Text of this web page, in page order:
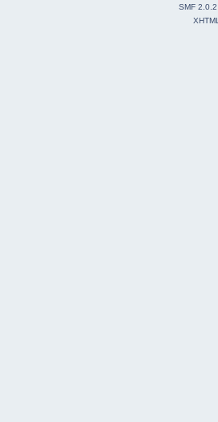
SMF 2.0.2